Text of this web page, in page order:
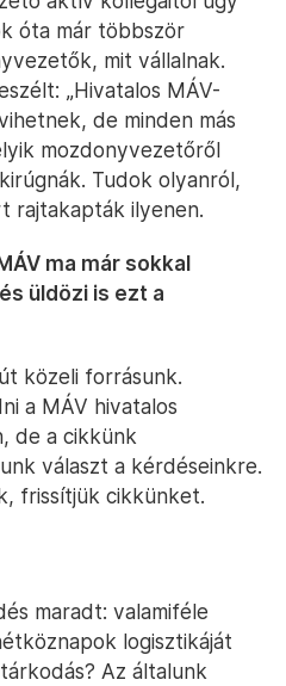
óta már többször
mit vállalnak.
„Hivatalos MÁV-
de minden más
mozdonyvezetőről
Tudok olyanról,
rajtakapták ilyenen.
ma már sokkal
üldözi is ezt a
közeli forrásunk.
a MÁV hivatalos
de a cikkünk
választ a kérdéseinkre.
frissítjük cikkünket.
maradt: valamiféle
logisztikáját
Az általunk